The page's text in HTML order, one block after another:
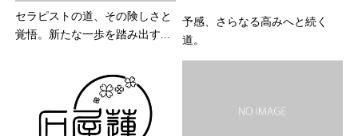
セラピストの道、その険しさと
覚悟。新たな一歩を踏み出す...
予感、さらなる高みへと続く
道。